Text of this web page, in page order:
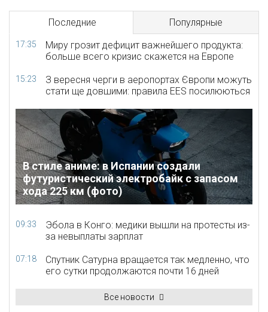
Последние Популярные
17:35
Миру грозит дефицит важнейшего продукта:
больше всего кризис скажется на Европе
15:23
З вересня черги в аеропортах Європи можуть
стати ще довшими: правила EES посилюються
В стиле аниме: в Испании создали
футуристический электробайк с запасом
хода 225 км (фото)
09:33
Эбола в Конго: медики вышли на протесты из-
за невыплаты зарплат
07:18
Спутник Сатурна вращается так медленно, что
его сутки продолжаются почти 16 дней
Все новости